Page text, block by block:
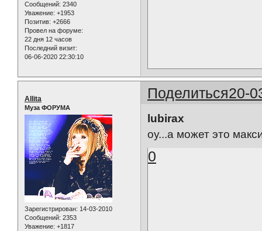
Сообщений: 2340
Уважение: +1953
Позитив: +2666
Провел на форуме:
22 дня 12 часов
Последний визит:
06-06-2020 22:30:10
Поделиться20-
Allita
Муза ФОРУМА
Зарегистрирован: 14-03-2010
Сообщений: 2353
Уважение: +1817
lubirax
оу...а может это
0